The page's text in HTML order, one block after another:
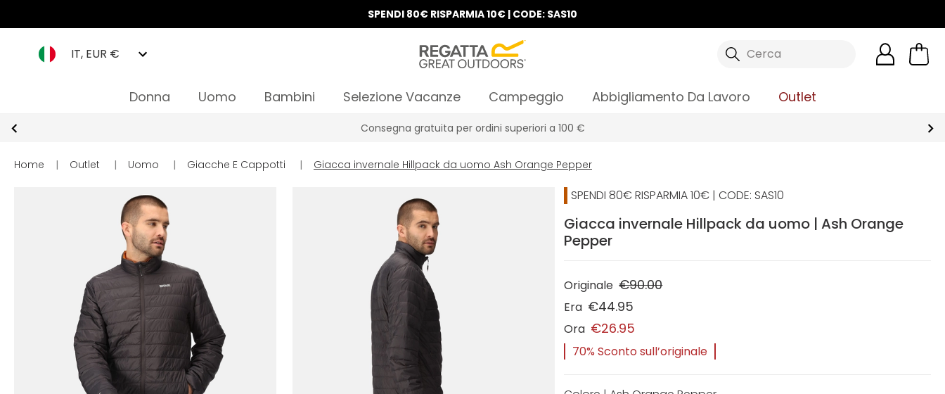
SPENDI 80€ RISPARMIA 10€ | CODE: SAS10
IT, EUR € Cerca
Donna Uomo Bambini Selezione Vacanze Campeggio Abbigliamento Da Lavoro Outlet
Consegna gratuita per ordini superiori a 100 €
Home | Outlet | Uomo | Giacche E Cappotti | Giacca invernale Hillpack da uomo Ash Orange Pepper
SPENDI 80€ RISPARMIA 10€ | CODE: SAS10
Giacca invernale Hillpack da uomo | Ash Orange
Pepper
Originale €90.00
Era €44.95
Ora €26.95
70% Sconto sull’originale